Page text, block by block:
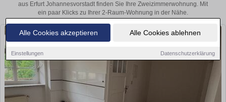
Alle Cookies akzeptieren Alle Cookies ablehnen
Einstellungen Datenschutzerklärung
aus Erfurt Johannesvorstadt finden Sie Ihre Zweizimmerwohnung. Mit
ein paar Klicks zu Ihrer 2-Raum-Wohnung in der Nähe.